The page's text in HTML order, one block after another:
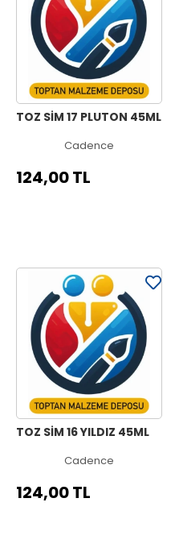
TOZ SİM 17 PLUTON 45ML
Cadence
124,00 TL
TOZ SİM 16 YILDIZ 45ML
Cadence
124,00 TL